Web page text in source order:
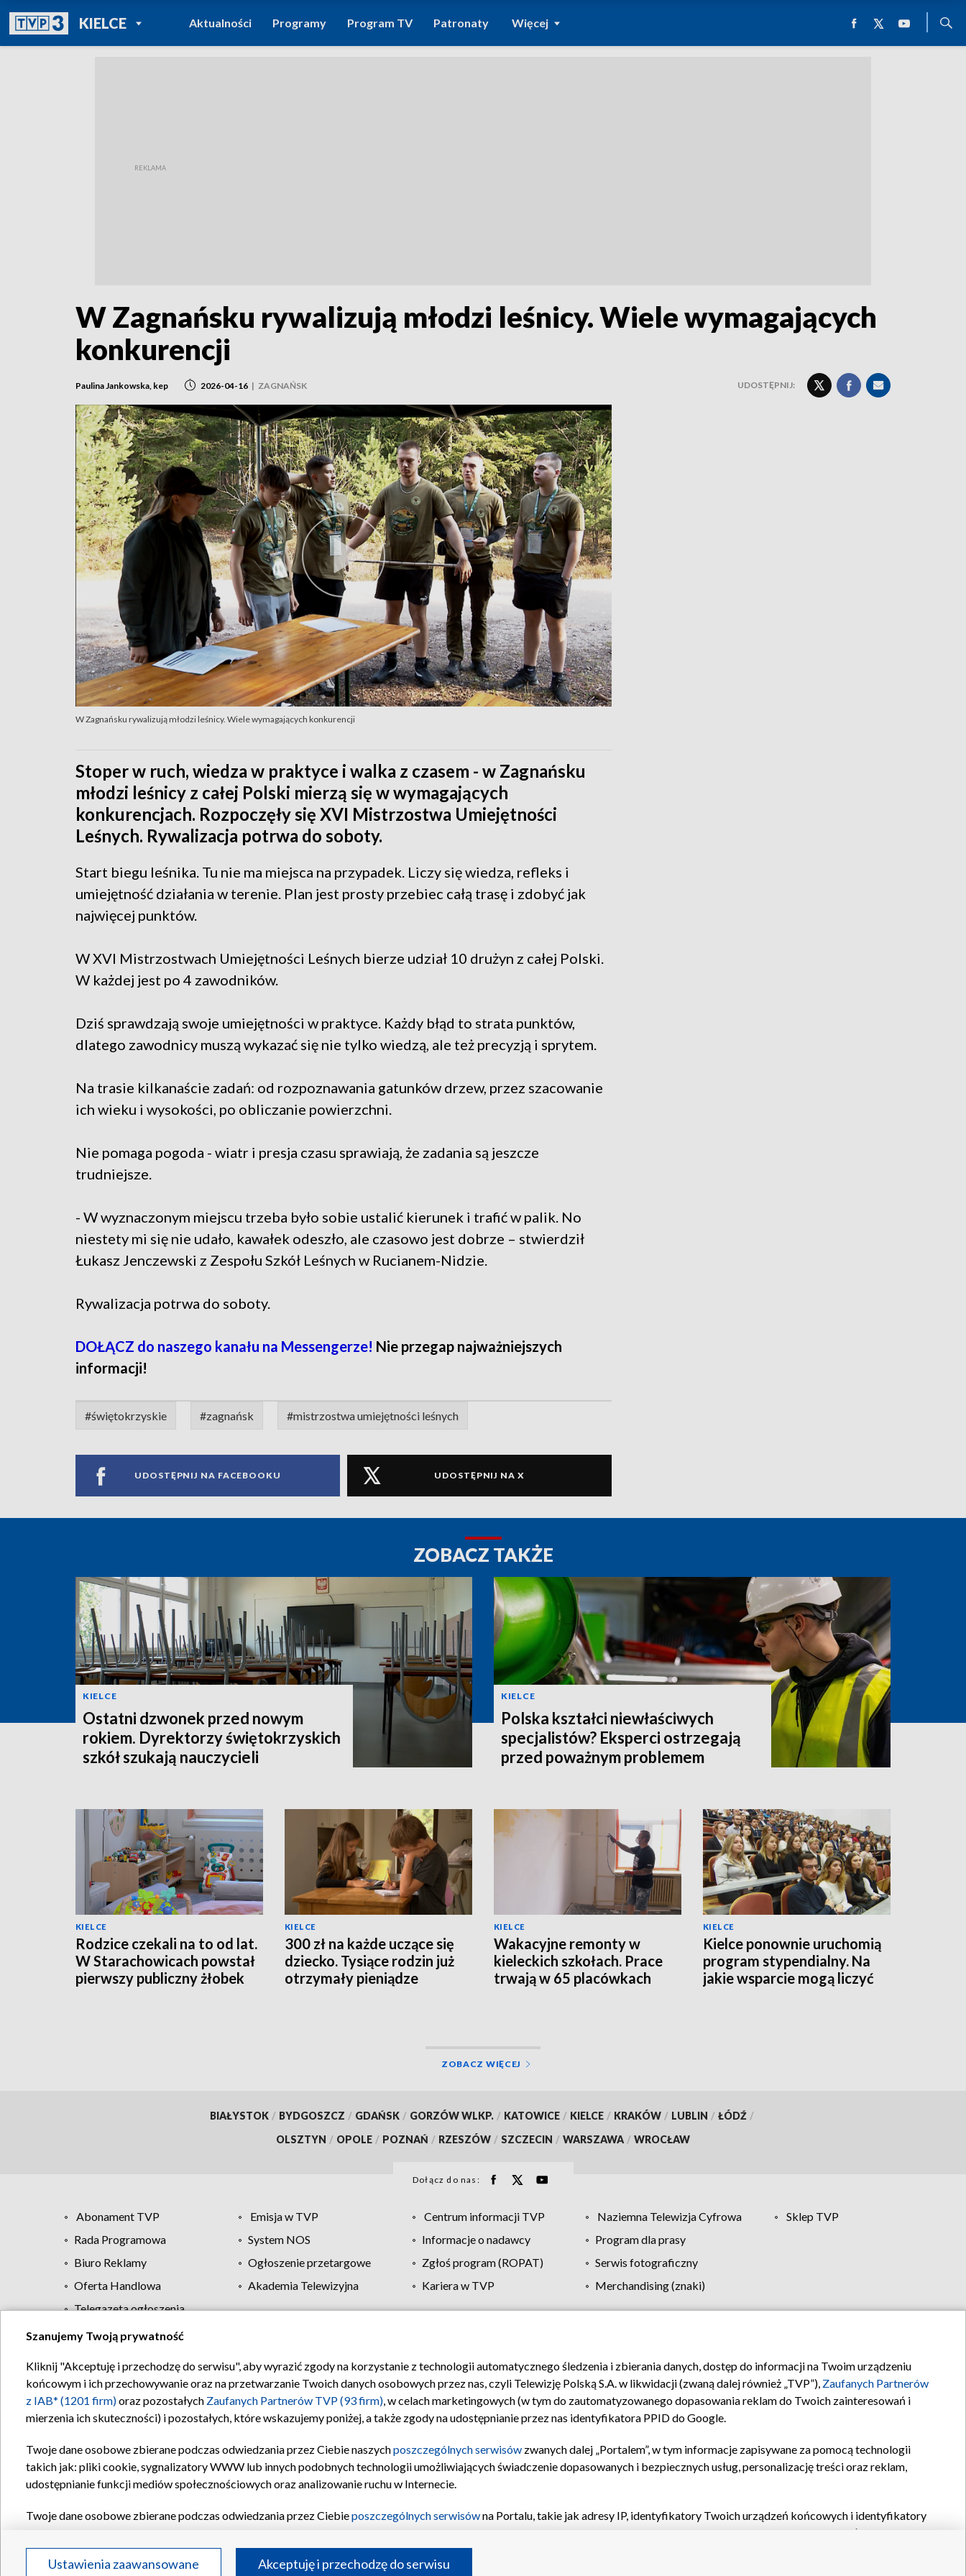
KIELCEPOWRÓT DO
TVP REGIONY
Aktualności Programy Program TV Patronaty Więcej
W Zagnańsku rywalizują młodzi leśnicy. Wiele wymagających
konkurencji
Paulina Jankowska, kep 2026-04-16 | ZAGNAŃSK UDOSTĘPNIJ:
W Zagnańsku rywalizują młodzi leśnicy. Wiele wymagających konkurencji
Stoper w ruch, wiedza w praktyce i walka z czasem - w Zagnańsku
młodzi leśnicy z całej Polski mierzą się w wymagających
konkurencjach. Rozpoczęły się XVI Mistrzostwa Umiejętności
Leśnych. Rywalizacja potrwa do soboty.
Start biegu leśnika. Tu nie ma miejsca na przypadek. Liczy się wiedza, refleks i
umiejętność działania w terenie. Plan jest prosty przebiec całą trasę i zdobyć jak
najwięcej punktów.
W XVI Mistrzostwach Umiejętności Leśnych bierze udział 10 drużyn z całej Polski.
W każdej jest po 4 zawodników.
Dziś sprawdzają swoje umiejętności w praktyce. Każdy błąd to strata punktów,
dlatego zawodnicy muszą wykazać się nie tylko wiedzą, ale też precyzją i sprytem.
Na trasie kilkanaście zadań: od rozpoznawania gatunków drzew, przez szacowanie
ich wieku i wysokości, po obliczanie powierzchni.
Nie pomaga pogoda - wiatr i presja czasu sprawiają, że zadania są jeszcze
trudniejsze.
- W wyznaczonym miejscu trzeba było sobie ustalić kierunek i trafić w palik. No
niestety mi się nie udało, kawałek odeszło, ale czasowo jest dobrze – stwierdził
Łukasz Jenczewski z Zespołu Szkół Leśnych w Rucianem-Nidzie.
Rywalizacja potrwa do soboty.
DOŁĄCZ do naszego kanału na Messengerze! Nie przegap najważniejszych
informacji!
#świętokrzyskie #zagnańsk #mistrzostwa umiejętności leśnych
UDOSTĘPNIJ NA FACEBOOKU UDOSTĘPNIJ NA X
ZOBACZ TAKŻE
KIELCE
Ostatni dzwonek przed nowym
rokiem. Dyrektorzy świętokrzyskich
szkół szukają nauczycieli
KIELCE
Polska kształci niewłaściwych
specjalistów? Eksperci ostrzegają
przed poważnym problemem
KIELCE
Rodzice czekali na to od lat.
W Starachowicach powstał
pierwszy publiczny żłobek
KIELCE
300 zł na każde uczące się
dziecko. Tysiące rodzin już
otrzymały pieniądze
KIELCE
Wakacyjne remonty w
kieleckich szkołach. Prace
trwają w 65 placówkach
KIELCE
Kielce ponownie uruchomią
program stypendialny. Na
jakie wsparcie mogą liczyć
ZOBACZ WIĘCEJ
BIAŁYSTOK / BYDGOSZCZ / GDAŃSK / GORZÓW WLKP. / KATOWICE / KIELCE / KRAKÓW / LUBLIN / ŁÓDŹ /
OLSZTYN / OPOLE / POZNAŃ / RZESZÓW / SZCZECIN / WARSZAWA / WROCŁAW
Dołącz do nas:
Abonament TVP Emisja w TVP Centrum informacji TVP Naziemna Telewizja Cyfrowa
Sklep TVP
Rada Programowa
System NOS Informacje o nadawcy
Program dla prasy
Biuro Reklamy
Ogłoszenie przetargowe Zgłoś program (ROPAT)
Serwis fotograficzny
Oferta Handlowa
Akademia Telewizyjna Kariera w TVP
Merchandising (znaki)
Telegazeta ogłoszenia
Regulamin TVP Polityka prywatności Moje zgody Pomoc Biuro reklamy Kontakt
Szanujemy Twoją prywatność
Kliknij "Akceptuję i przechodzę do serwisu", aby wyrazić zgody na korzystanie z technologii automatycznego śledzenia i zbierania danych, dostęp do informacji na Twoim urządzeniu
końcowym i ich przechowywanie oraz na przetwarzanie Twoich danych osobowych przez nas, czyli Telewizję Polską S.A. w likwidacji (zwaną dalej również „TVP”), Zaufanych Partnerów
z IAB* (1201 firm)oraz pozostałych Zaufanych Partnerów TVP (93 firm), w celach marketingowych (w tym do zautomatyzowanego dopasowania reklam do Twoich zainteresowań i
mierzenia ich skuteczności) i pozostałych, które wskazujemy poniżej, a także zgody na udostępnianie przez nas identyfikatora PPID do Google.
Twoje dane osobowe zbierane podczas odwiedzania przez Ciebie naszychposzczególnych serwisów zwanych dalej „Portalem”, w tym informacje zapisywane za pomocą technologii
takich jak: pliki cookie, sygnalizatory WWW lub innych podobnych technologii umożliwiających świadczenie dopasowanych i bezpiecznych usług, personalizację treści oraz reklam,
udostępnianie funkcji mediów społecznościowych oraz analizowanie ruchu w Internecie.
Twoje dane osobowe zbierane podczas odwiedzania przez Ciebieposzczególnych serwisówna Portalu, takie jak adresy IP, identyfikatory Twoich urządzeń końcowych i identyfikatory
oraz pozostałych
Partnerów TVPdla realizacji następujących celów i funkcji: przechowywania informacji na urządzeniu lub dostęp do nich, wyboru podstawowych reklam, wyboru spersonalizowanych
reklam, tworzenia profilu spersonalizowanych reklam, tworzenia profilu spersonalizowanych treści, wyboru spersonalizowanych treści, pomiaru wydajności reklam, pomiaru wydajności
Ustawienia zaawansowane Akceptuję i przechodzę do serwisu